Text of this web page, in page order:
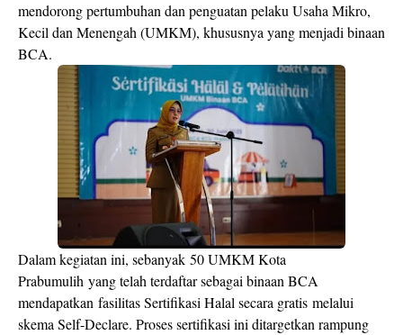
mendorong pertumbuhan dan penguatan pelaku Usaha Mikro,
Kecil dan Menengah (UMKM), khususnya yang menjadi binaan
BCA.
Dalam kegiatan ini, sebanyak 50 UMKM Kota
Prabumulih yang telah terdaftar sebagai binaan BCA
mendapatkan fasilitas Sertifikasi Halal secara gratis melalui
skema Self-Declare. Proses sertifikasi ini ditargetkan rampung